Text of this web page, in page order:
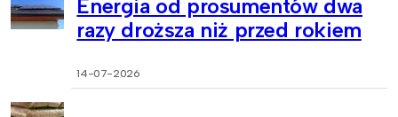
Energia od prosumentów dwa
razy droższa niż przed rokiem
14-07-2026